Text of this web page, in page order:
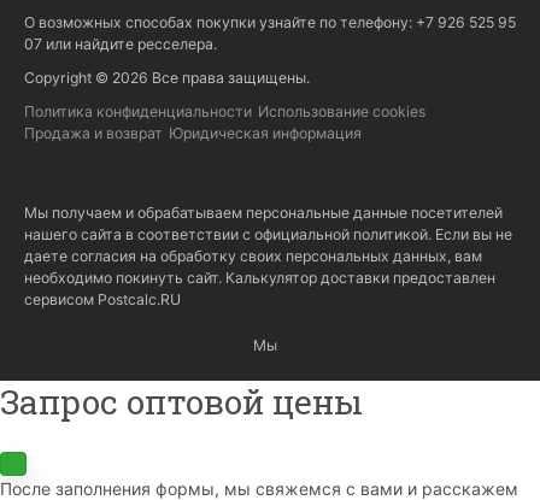
О возможных способах покупки узнайте по телефону: +7 926 525 95
07 или найдите ресселера.
Copyright © 2026 Все права защищены.
Политика конфиденциальности Использование cookies
Продажа и возврат Юридическая информация
Мы получаем и обрабатываем персональные данные посетителей
нашего сайта в соответствии с официальной политикой. Если вы не
даете согласия на обработку своих персональных данных, вам
необходимо покинуть сайт. Калькулятор доставки предоставлен
сервисом Postcalc.RU
Мы
Запрос оптовой цены
После заполнения формы, мы свяжемся с вами и расскажем